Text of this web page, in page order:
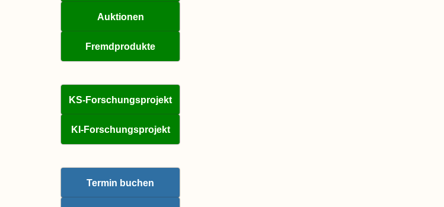
Auktionen
Fremdprodukte
KS-Forschungsprojekt
KI-Forschungsprojekt
Termin buchen